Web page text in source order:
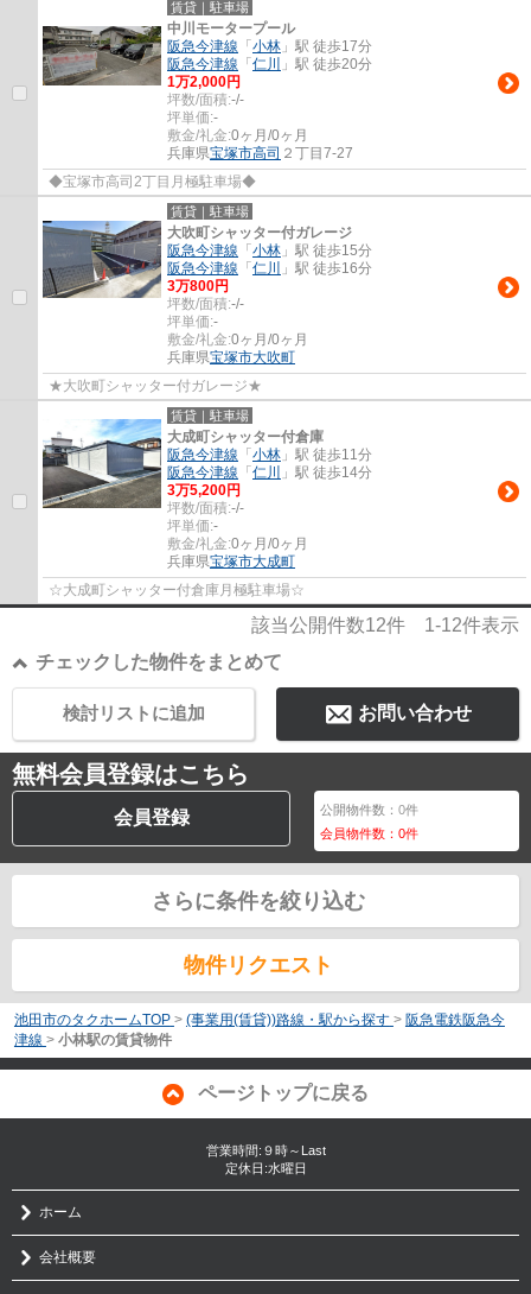
賃貸｜駐車場
中川モータープール
阪急今津線 「 小林 」駅 徒歩17分
阪急今津線 「 仁川
」駅 徒歩20分
1万2,000円
坪数/面積:-/-
坪単価:-
敷金/礼金:0ヶ月/0ヶ月
兵庫県宝塚市高司 ２丁目7-27
◆宝塚市高司2丁目月極駐車場◆
賃貸｜駐車場
大吹町シャッター付ガレージ
阪急今津線 「 小林 」駅 徒歩15分
阪急今津線 「 仁川
」駅 徒歩16分
3万800円
坪数/面積:-/-
坪単価:-
敷金/礼金:0ヶ月/0ヶ月
兵庫県宝塚市大吹町
★大吹町シャッター付ガレージ★
賃貸｜駐車場
大成町シャッター付倉庫
阪急今津線 「 小林 」駅 徒歩11分
阪急今津線 「 仁川
」駅 徒歩14分
3万5,200円
坪数/面積:-/-
坪単価:-
敷金/礼金:0ヶ月/0ヶ月
兵庫県宝塚市大成町
☆大成町シャッター付倉庫月極駐車場☆
該当公開件数12件 1-12件表示
チェックした物件をまとめて
お問い合わせ
検討リストに追加
無料会員登録はこちら
会員登録 公開物件数：0件
会員物件数：0件
さらに条件を絞り込む
物件リクエスト
池田市のタクホームTOP > (事業用(賃貸))路線・駅から探す > 阪急電鉄阪急今
津線 > 小林駅の賃貸物件
ページトップに戻る
営業時間:９時～Last
定休日:水曜日
ホーム
会社概要